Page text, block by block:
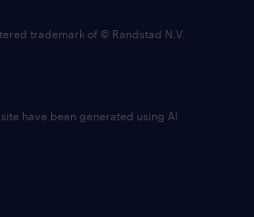
trademark of © Randstad N.V.
have been generated using AI.